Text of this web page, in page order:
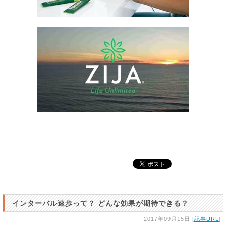
インターバル速歩って？ どんな効果が期待できる？
2017年09月15日 [記事URL]